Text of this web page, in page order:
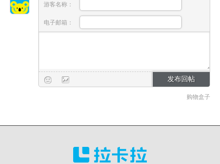
游客名称：
电子邮箱：
购物盒子